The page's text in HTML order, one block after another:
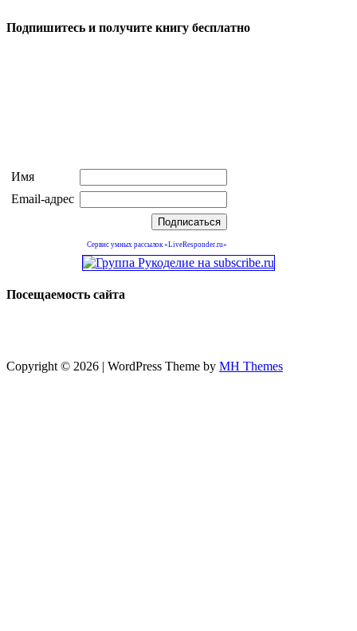
Подпишитесь и получите книгу бесплатно
Имя
Email-адрес
Сервис умных рассылок «LiveResponder.ru»
Посещаемость сайта
Copyright © 2026 | WordPress Theme by MH Themes